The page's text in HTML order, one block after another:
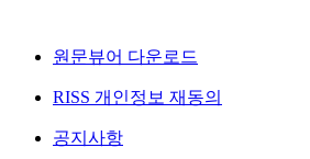
원문뷰어 다운로드
RISS 개인정보 재동의
공지사항